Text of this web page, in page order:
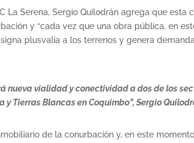
La Serena, Sergio Quilodrán agrega que
y “cada vez que una obra pública, en
plusvalía a los terrenos y genera
nueva vialidad y conectividad a dos de los
y Tierras Blancas en Coquimbo”, Sergio
de la conurbación y, en este